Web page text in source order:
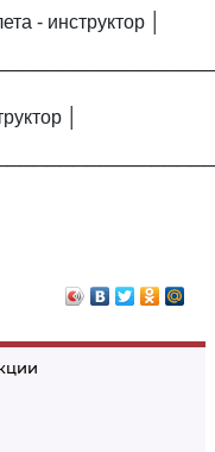
- инструктор │
│